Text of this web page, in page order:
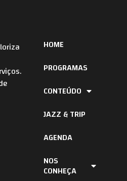
HOME
PROGRAMAS
CONTEÚDO
JAZZ & TRIP
AGENDA
NOS
CONHEÇA